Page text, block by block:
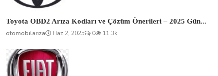
Toyota OBD2 Arıza Kodları ve Çözüm Önerileri – 2025 Gün...
otomobilariza
Haz 2, 2025 0 11.3k